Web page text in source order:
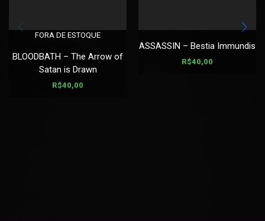
FORA DE ESTOQUE
BLOODBATH – The Arrow of
Satan is Drawn
R$40,00
ASSASSIN – Bestia Immundis
R$40,00